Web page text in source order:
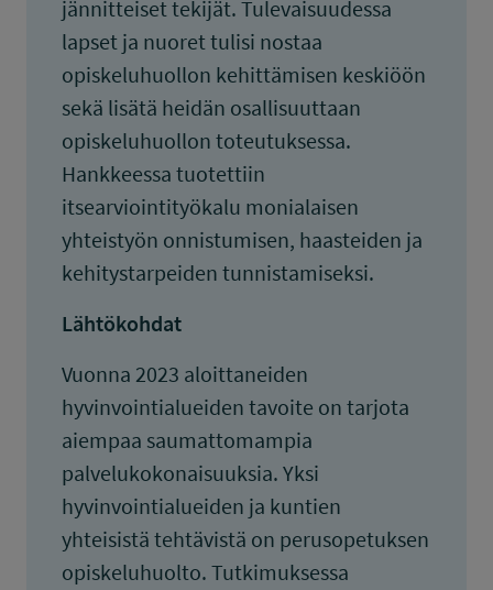
jännitteiset tekijät. Tulevaisuudessa
lapset ja nuoret tulisi nostaa
opiskeluhuollon kehittämisen keskiöön
sekä lisätä heidän osallisuuttaan
opiskeluhuollon toteutuksessa.
Hankkeessa tuotettiin
itsearviointityökalu monialaisen
yhteistyön onnistumisen, haasteiden ja
kehitystarpeiden tunnistamiseksi.
Lähtökohdat
Vuonna 2023 aloittaneiden
hyvinvointialueiden tavoite on tarjota
aiempaa saumattomampia
palvelukokonaisuuksia. Yksi
hyvinvointialueiden ja kuntien
yhteisistä tehtävistä on perusopetuksen
opiskeluhuolto. Tutkimuksessa